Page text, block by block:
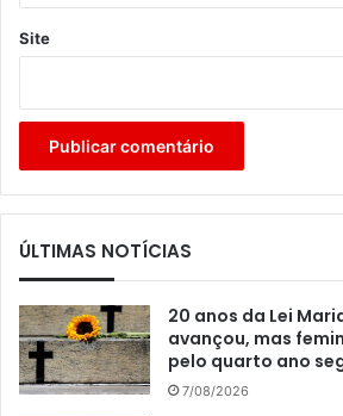
Site
ÚLTIMAS NOTÍCIAS
20 anos da Lei
avançou, mas
pelo quarto ano
7/08/2026